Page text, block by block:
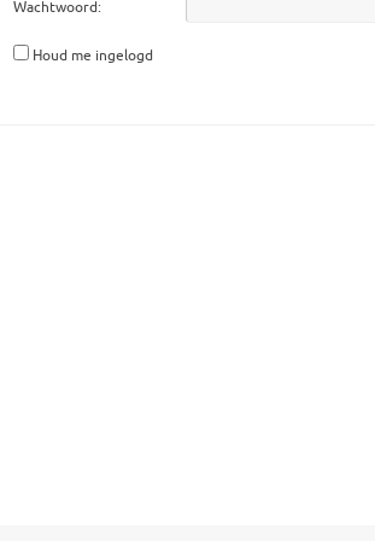
Wachtwoord:
Houd me ingelogd